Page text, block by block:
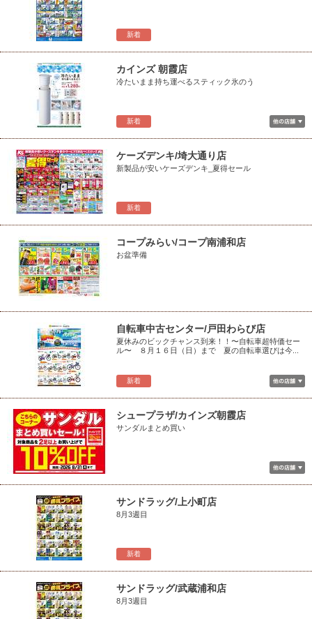
新着
新着
カインズ 朝霞店
冷たいまま持ち運べるスティック氷のう
新着
ケーズデンキ/埼大通り店
新製品が安いケーズデンキ_夏得セール
コープみらい/コープ南浦和店
お盆準備
新着
自転車中古センター/戸田わらび店
夏休みのビックチャンス到来！！〜自転車超特価セー
ル〜 ８月１６日（日）まで 夏の自転車選びは今...
シュープラザ/カインズ朝霞店
サンダルまとめ買い
新着
サンドラッグ/上小町店
8月3週目
サンドラッグ/武蔵浦和店
8月3週目